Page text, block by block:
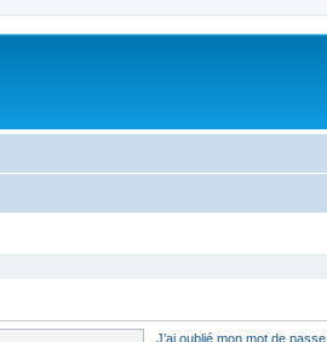
J’ai oublié mon mot de passe